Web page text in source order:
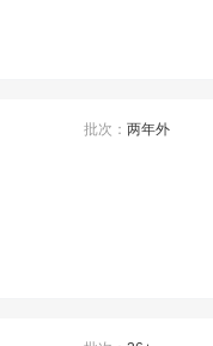
批次： 两年外